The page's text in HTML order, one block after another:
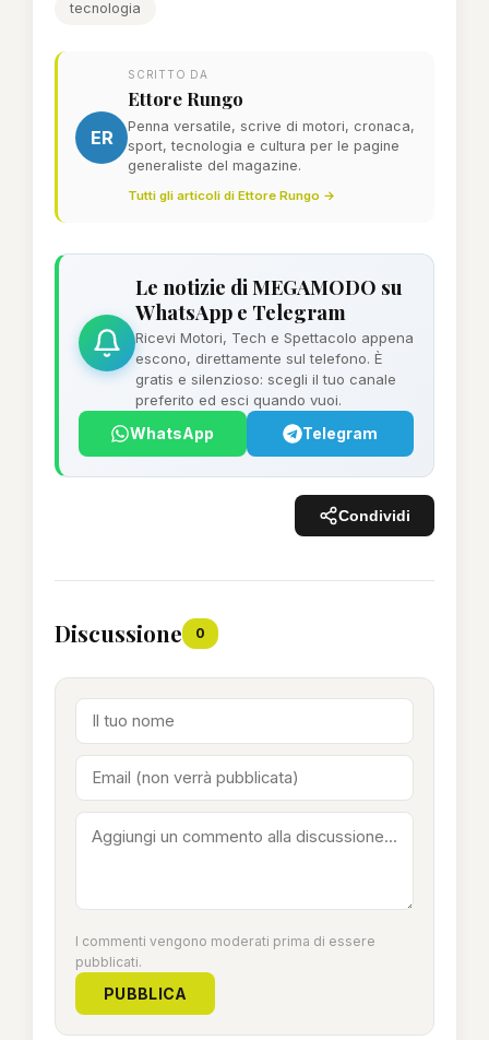
tecnologia
ER
SCRITTO DA
Ettore Rungo
Penna versatile, scrive di motori, cronaca,
sport, tecnologia e cultura per le pagine
generaliste del magazine.
Tutti gli articoli di Ettore Rungo →
Le notizie di MEGAMODO su
WhatsApp e Telegram
Ricevi Motori, Tech e Spettacolo appena
escono, direttamente sul telefono. È
gratis e silenzioso: scegli il tuo canale
preferito ed esci quando vuoi.
WhatsApp Telegram
Condividi
Discussione 0
I commenti vengono moderati prima di essere
pubblicati.
PUBBLICA